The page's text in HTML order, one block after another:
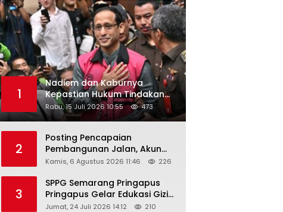
1
Nadiem dan Kaburnya
Kepastian Hukum Tindakan
Pejabat Publik
Rabu, 15 Juli 2026 10:55 473
2
Posting Pencapaian
Pembangunan Jalan, Akun
Facebook Pemerintah
“Dirujak” Warganet
Kamis, 6 Agustus 2026 11:46 226
3
SPPG Semarang Pringapus
Pringapus Gelar Edukasi Gizi
di PAUD Bina Balita Peringati
Jumat, 24 Juli 2026 14:12 210